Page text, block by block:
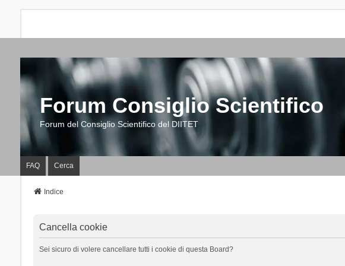
Forum Consiglio Scientifico
Forum del Consiglio Scientifico del DIITET
FAQ Cerca
Indice
Cancella cookie
Sei sicuro di volere cancellare tutti i cookie di questa Board?